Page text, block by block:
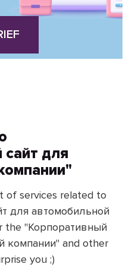
для
of services related to
для автомобильной
the "Корпоративный
компании" and other
you ;)